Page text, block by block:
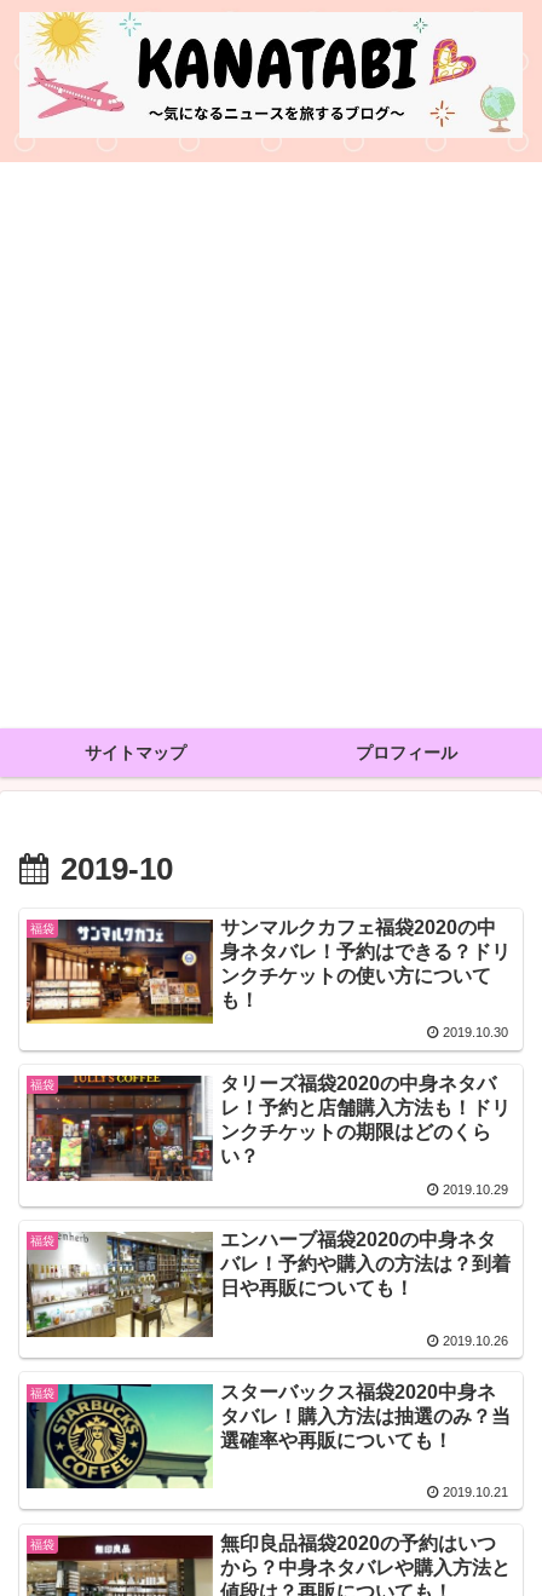
サイトマップ プロフィール
2019-10
福袋
サンマルクカフェ福袋2020の中
身ネタバレ！予約はできる？ドリ
ンクチケットの使い方について
も！
2019.10.30
福袋
タリーズ福袋2020の中身ネタバ
レ！予約と店舗購入方法も！ドリ
ンクチケットの期限はどのくら
い？
2019.10.29
福袋
エンハーブ福袋2020の中身ネタ
バレ！予約や購入の方法は？到着
日や再販についても！
2019.10.26
福袋
スターバックス福袋2020中身ネ
タバレ！購入方法は抽選のみ？当
選確率や再販についても！
2019.10.21
福袋
無印良品福袋2020の予約はいつ
から？中身ネタバレや購入方法と
値段は？再販についても！